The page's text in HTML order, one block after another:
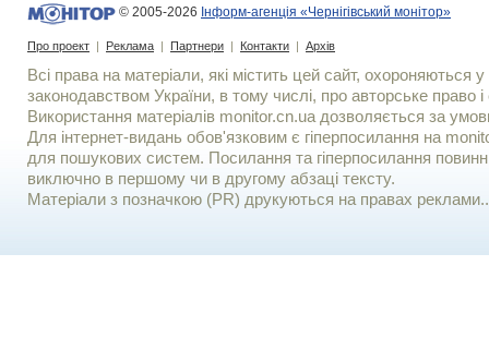
© 2005-2026 Інформ-агенція «Чернігівський монітор»
Про проект | Реклама | Партнери | Контакти | Архів
Всі права на матеріали, які містить цей сайт, охороняються у
законодавством України, в тому числі, про авторське право і
Використання матерiалiв monitor.cn.ua дозволяється за
Для iнтернет-видань обов'язковим є гiперпосилання на
для пошукових систем. Посилання та гіперпосилання
виключно в першому чи в другому абзаці тексту.
Матеріали з позначкою (PR) друкуються на правах реклами..